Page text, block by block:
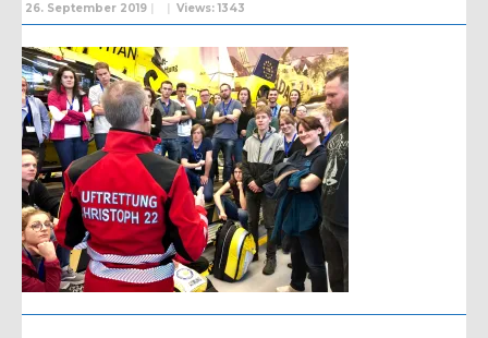
26. September 2019 | | Views: 1343